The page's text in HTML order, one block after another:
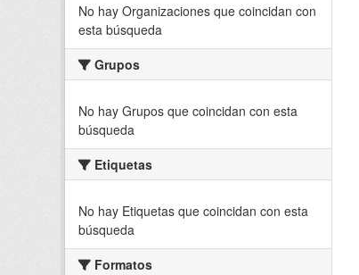
No hay Organizaciones que coincidan con
esta búsqueda
Grupos
No hay Grupos que coincidan con esta
búsqueda
Etiquetas
No hay Etiquetas que coincidan con esta
búsqueda
Formatos